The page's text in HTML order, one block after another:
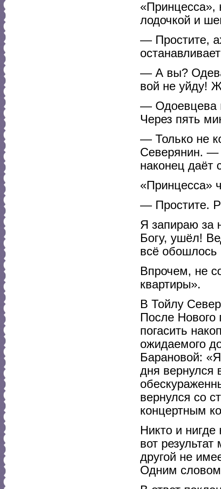
«Принцесса»,
лодочкой и
— Простите,
— А вы?
вой не уйду!
— Одоевцева
Через пять
— Только не
Северянин. —
наконец даёт
«Принцесса»
— Простите.
Я запираю за
Богу, ушёл!
всё обошлось
Впрочем, не
квартиры».
В Тойлу
После Нового
погасить
ожидаемого
Барановой:
дня
вернулся со
концертным
Никто и
вот
другой не
Одним